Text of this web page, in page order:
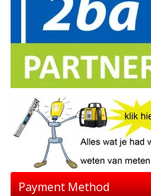
Payment Method